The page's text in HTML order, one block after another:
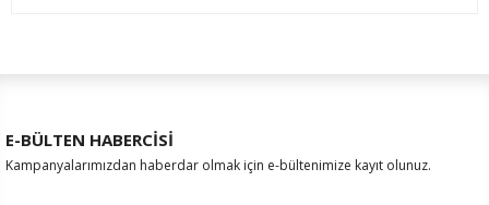
E-BÜLTEN HABERCİSİ
Kampanyalarımızdan haberdar olmak için e-bültenimize kayıt olunuz.